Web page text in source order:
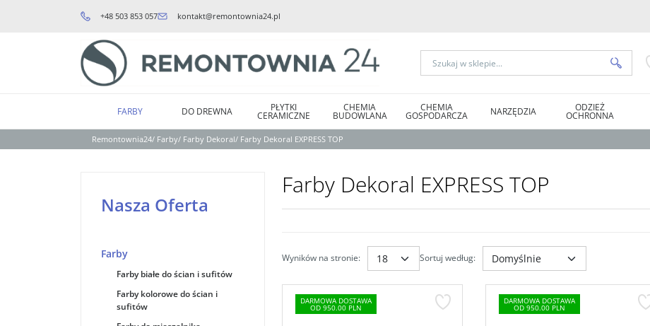
+48 503 853 057 kontakt@remontownia24.pl
FARBY DO DREWNA PŁYTKI
CERAMICZNE
CHEMIA
BUDOWLANA
CHEMIA
GOSPODARCZA NARZĘDZIA ODZIEŻ
OCHRONNA
Remontownia24/ Farby/ Farby Dekoral/ Farby Dekoral EXPRESS TOP
Farby Dekoral EXPRESS TOP
Wyników na stronie: Sortuj według:
DARMOWA DOSTAWA
OD 950.00 PLN
DARMOWA DOSTAWA
OD 950.00 PLN
Nasza Oferta
Farby
Farby białe do ścian i sufitów
Farby kolorowe do ścian i
sufitów